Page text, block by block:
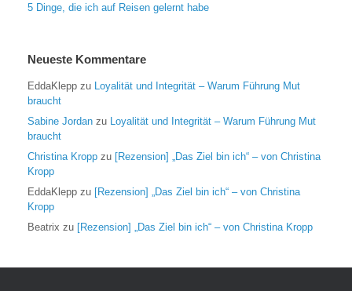
5 Dinge, die ich auf Reisen gelernt habe
Neueste Kommentare
EddaKlepp zu Loyalität und Integrität – Warum Führung Mut
braucht
Sabine Jordan zu Loyalität und Integrität – Warum Führung Mut
braucht
Christina Kropp zu [Rezension] „Das Ziel bin ich“ – von Christina
Kropp
EddaKlepp zu [Rezension] „Das Ziel bin ich“ – von Christina
Kropp
Beatrix zu [Rezension] „Das Ziel bin ich“ – von Christina Kropp